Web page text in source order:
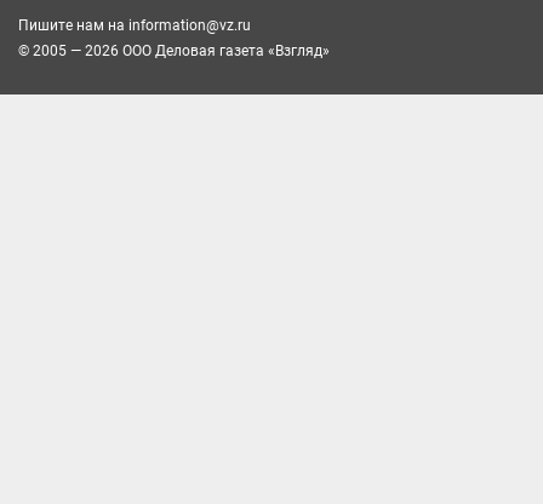
Пишите нам на information@vz.ru
© 2005 — 2026 ООО Деловая газета «Взгляд»